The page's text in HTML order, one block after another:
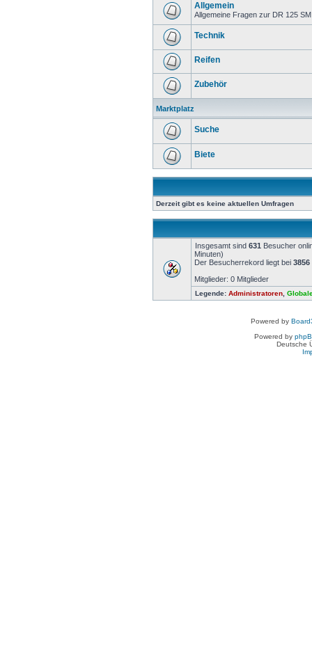
Allgemein
Allgemeine Fragen zur DR 125 SM
Technik
Reifen
Zubehör
Marktplatz
Suche
Biete
Derzeit gibt es keine aktuellen Umfragen
Insgesamt sind 631 Besucher
Minuten)
Der Besucherrekord liegt bei 3856
Mitglieder: 0 Mitglieder
Legende: Administratoren
Powered by
Powered by
Deutsche